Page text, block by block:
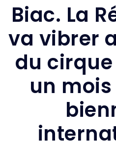
Biac. La
va vibrer
du
un